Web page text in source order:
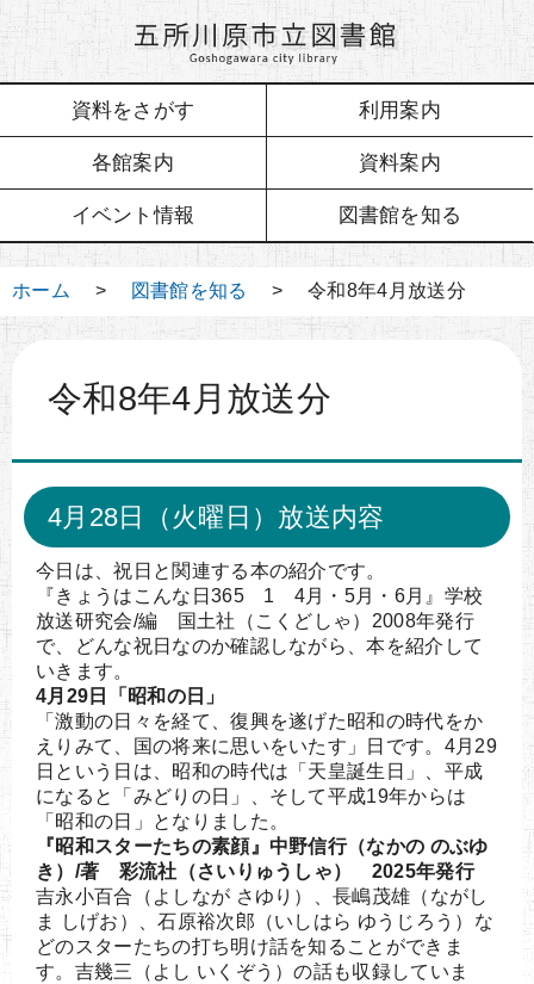
資料をさがす 利用案内
各館案内 資料案内
イベント情報 図書館を知る
ホーム > 図書館を知る > 令和8年4月放送分
令和8年4月放送分
4月28日（火曜日）放送内容
今日は、祝日と関連する本の紹介です。
『きょうはこんな日365 1 4月・5月・6月』学校
放送研究会/編 国土社（こくどしゃ）2008年発行
で、どんな祝日なのか確認しながら、本を紹介して
いきます。
4月29日「昭和の日」
「激動の日々を経て、復興を遂げた昭和の時代をか
えりみて、国の将来に思いをいたす」日です。4月29
日という日は、昭和の時代は「天皇誕生日」、平成
になると「みどりの日」、そして平成19年からは
「昭和の日」となりました。
『昭和スターたちの素顔』中野信行（なかの のぶゆ
き）/著 彩流社（さいりゅうしゃ） 2025年発行
吉永小百合（よしなが さゆり）、長嶋茂雄（ながし
ま しげお）、石原裕次郎（いしはら ゆうじろう）な
どのスターたちの打ち明け話を知ることができま
す。吉幾三（よし いくぞう）の話も収録していま